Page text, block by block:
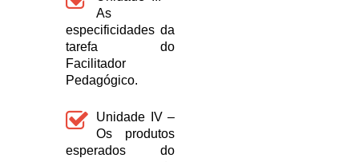
As
especificidades da
tarefa do
Facilitador
Pedagógico.
Unidade IV –
Os produtos
esperados do